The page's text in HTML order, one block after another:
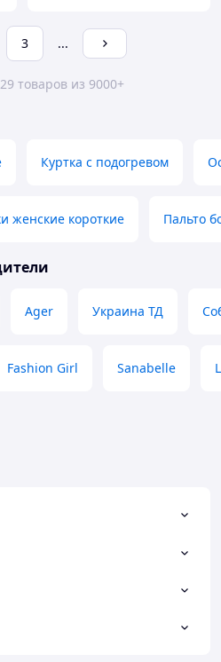
3 ...
товаров из 9000+
Куртка с подогревом
женские короткие Пальто
Ager Украина ТД
Fashion Girl Sanabelle